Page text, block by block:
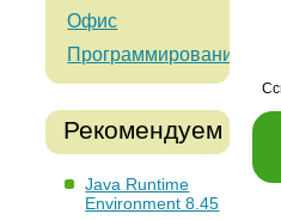
Офис
Программирование
Рекомендуем
Java Runtime
Environment 8.45